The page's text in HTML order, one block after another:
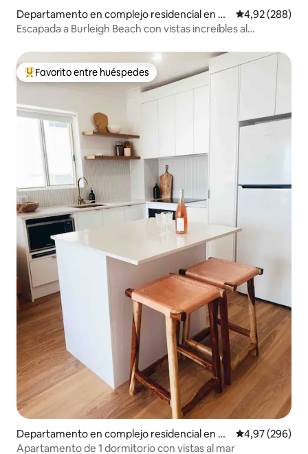
Departamento en complejo residencial en Bu
rleigh Heads
Calificación
4,92 (288)
Escapada a Burleigh Beach con vistas increíbles al
Favorito entre los huéspedes más destacados
Favorito entre huéspedes
Departamento en complejo residencial en C
oolangatta
Calificación
4,97 (296)
Apartamento de 1 dormitorio con vistas al mar